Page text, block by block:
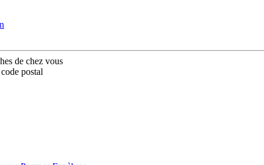
de chez vous
postal